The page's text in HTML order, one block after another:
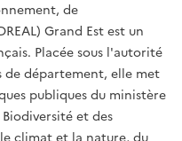
de
Grand Est est un
Placée sous l'autorité
département, elle met
publiques du ministère
et des